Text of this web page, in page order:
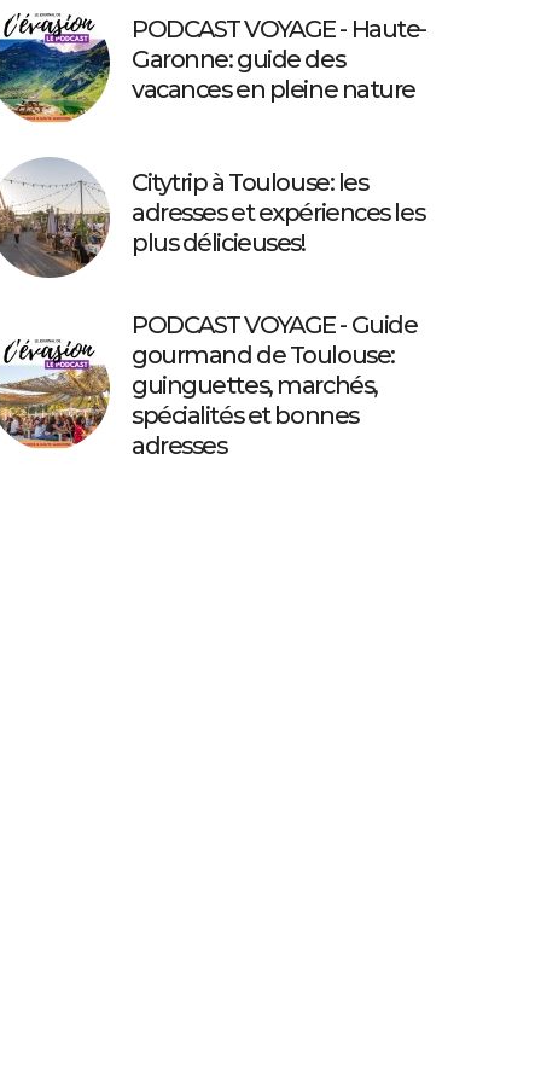
PODCAST VOYAGE - Haute-
Garonne: guide des
vacances en pleine nature
Citytrip à Toulouse: les
adresses et expériences les
plus délicieuses!
PODCAST VOYAGE - Guide
gourmand de Toulouse:
guinguettes, marchés,
spécialités et bonnes
adresses